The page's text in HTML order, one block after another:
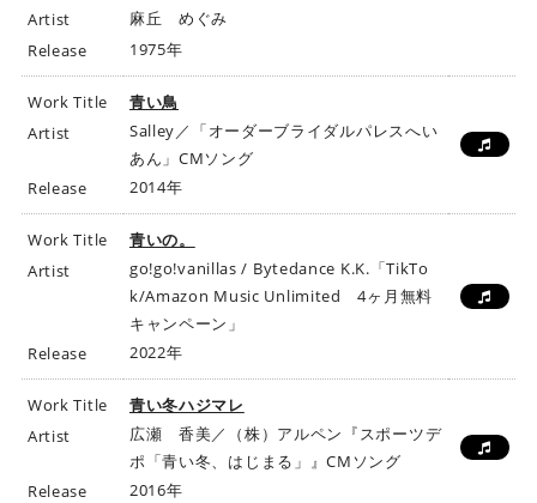
Artist
麻丘 めぐみ
Release
1975年
Work Title
青い鳥
Artist
Salley／「オーダーブライダルパレスへい
あん」CMソング
Release
2014年
Work Title
青いの。
Artist
go!go!vanillas / Bytedance K.K.「TikTo
k/Amazon Music Unlimited 4ヶ月無料
キャンペーン」
Release
2022年
Work Title
青い冬ハジマレ
Artist
広瀬 香美／（株）アルペン『スポーツデ
ポ「青い冬、はじまる」』CMソング
Release
2016年